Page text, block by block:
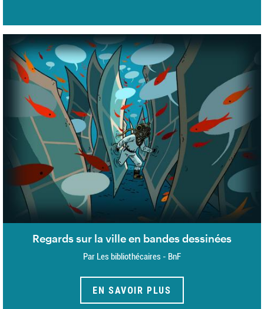
Regards sur la ville en bandes dessinées
Par Les bibliothécaires - BnF
EN SAVOIR PLUS